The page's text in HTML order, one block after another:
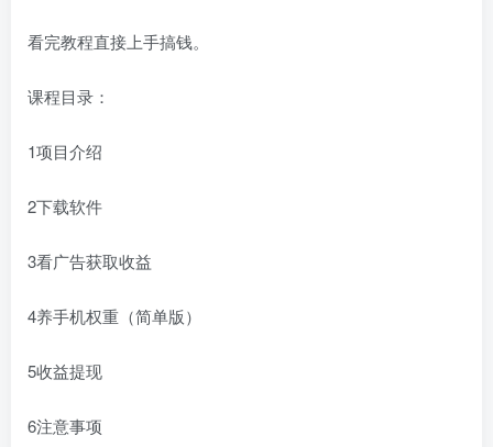
看完教程直接上手搞钱。
课程目录：
1项目介绍
2下载软件
3看广告获取收益
4养手机权重（简单版）
5收益提现
6注意事项